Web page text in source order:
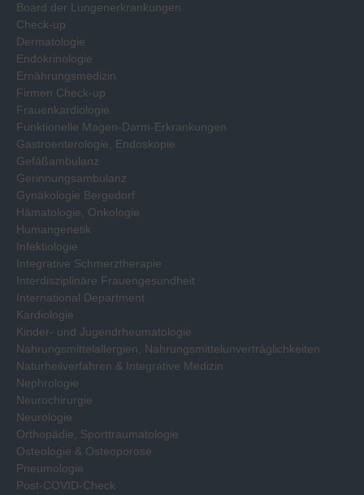
Board der Lungenerkrankungen
Check-up
Dermatologie
Endokrinologie
Ernährungsmedizin
Firmen Check-up
Frauenkardiologie
Funktionelle Magen-Darm-Erkrankungen
Gastroenterologie, Endoskopie
Gefäßambulanz
Gerinnungsambulanz
Gynäkologie Bergedorf
Hämatologie, Onkologie
Humangenetik
Infektiologie
Integrative Schmerztherapie
Interdisziplinäre Frauengesundheit
International Department
Kardiologie
Kinder- und Jugendrheumatologie
Nahrungsmittelallergien, Nahrungsmittelunverträglichkeiten
Naturheilverfahren & Integrative Medizin
Nephrologie
Neurochirurgie
Neurologie
Orthopädie, Sporttraumatologie
Osteologie & Osteoporose
Pneumologie
Post-COVID-Check